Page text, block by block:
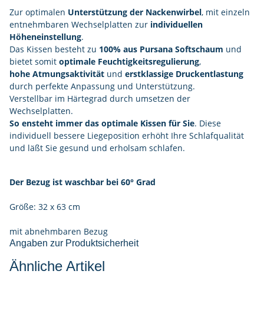
Zur optimalen Unterstützung der Nackenwirbel, mit einzeln
entnehmbaren Wechselplatten zur individuellen
Höheneinstellung.
Das Kissen besteht zu 100% aus Pursana Softschaum und
bietet somit optimale Feuchtigkeitsregulierung,
hohe Atmungsaktivität und erstklassige Druckentlastung
durch perfekte Anpassung und Unterstützung.
Verstellbar im Härtegrad durch umsetzen der
Wechselplatten.
So ensteht immer das optimale Kissen für Sie. Diese
individuell bessere Liegeposition erhöht Ihre Schlafqualität
und läßt Sie gesund und erholsam schlafen.
Der Bezug ist waschbar bei 60° Grad
Größe: 32 x 63 cm
mit abnehmbaren Bezug
Angaben zur Produktsicherheit
Ähnliche Artikel